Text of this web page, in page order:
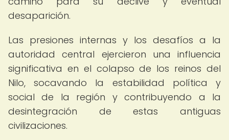
desaparición.
Las presiones internas y los desafíos a la
autoridad central ejercieron una influencia
significativa en el colapso de los reinos del
Nilo, socavando la estabilidad política y
social de la región y contribuyendo a la
desintegración de estas antiguas
civilizaciones.